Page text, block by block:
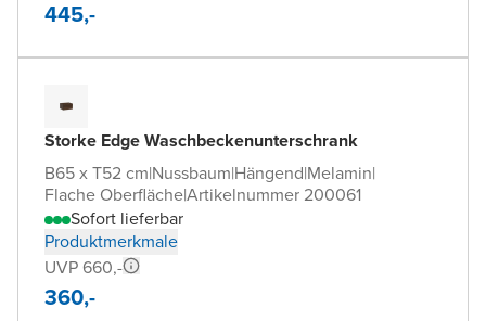
445,-
Storke Edge Waschbeckenunterschrank
B65 x T52 cm|Nussbaum|Hängend|Melamin|
Flache Oberfläche|Artikelnummer 200061
Sofort lieferbar
Produktmerkmale
UVP 660,-
360,-